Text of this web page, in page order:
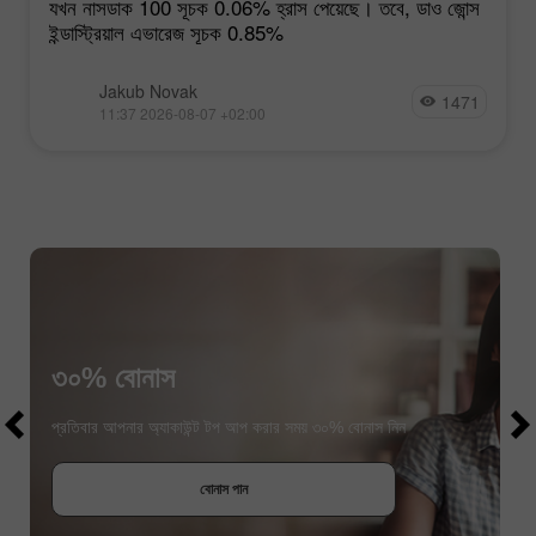
যখন নাসডাক 100 সূচক 0.06% হ্রাস পেয়েছে। তবে, ডাও জোন্স
ইন্ডাস্ট্রিয়াল এভারেজ সূচক 0.85%
Jakub Novak
11:37 2026-08-07 +02:00 1471
৩০% বোনাস
প্রতিবার আপনার অ্যাকাউন্ট টপ আপ করার সময় ৩০% বোনাস নিন
বোনাস পান